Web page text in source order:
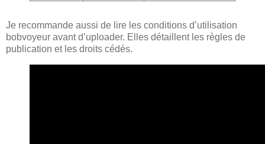
Je recommande aussi de lire les conditions d’utilisation
bobvoyeur avant d’uploader. Elles détaillent les règles de
publication et les droits cédés.